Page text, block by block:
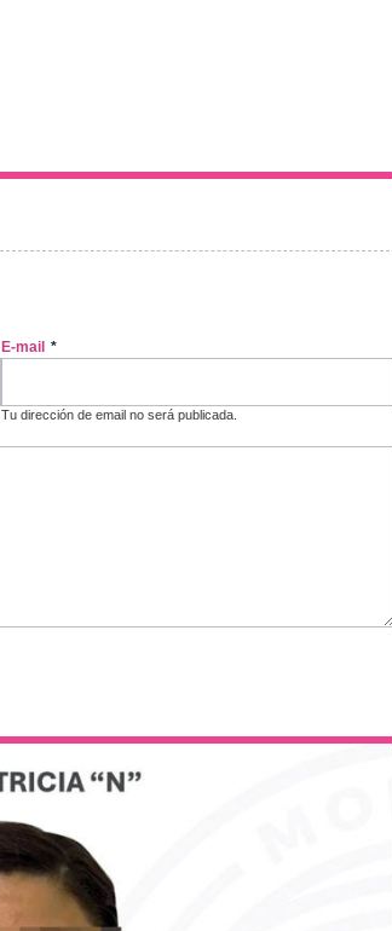
E-mail *
Tu dirección de email no será publicada.